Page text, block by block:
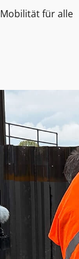
Mobilität für alle